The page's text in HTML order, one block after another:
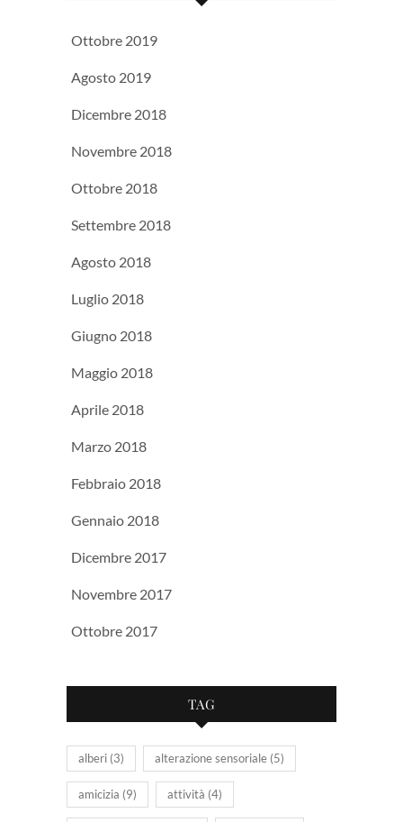
Ottobre 2019
Agosto 2019
Dicembre 2018
Novembre 2018
Ottobre 2018
Settembre 2018
Agosto 2018
Luglio 2018
Giugno 2018
Maggio 2018
Aprile 2018
Marzo 2018
Febbraio 2018
Gennaio 2018
Dicembre 2017
Novembre 2017
Ottobre 2017
TAG
alberi (3) alterazione sensoriale (5)
amicizia (9) attività (4)